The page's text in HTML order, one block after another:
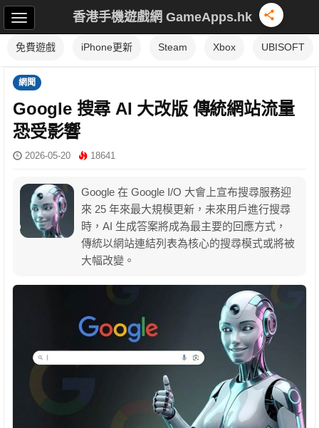
香港手機遊戲網 GameApps.hk
免費遊戲 iPhone更新 Steam Xbox UBISOFT
網聞
Google 搜尋 AI 大改版 傳統網站流量
恐受影響
2026-05-20 18641
Google 在 Google I/O 大會上宣布搜尋服務迎
來 25 年來最大規模更新，未來用戶進行搜尋
時，AI 生成答案將成為最主要的回應方式，
傳統以網站連結列表為核心的搜尋模式或將被
大幅改變。